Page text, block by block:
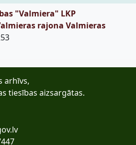
"Valmiera" LKP
rajona Valmieras
arhīvs,
tiesības aizsargātas.